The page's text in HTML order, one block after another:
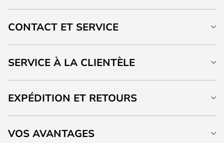
CONTACT ET SERVICE
SERVICE À LA CLIENTÈLE
EXPÉDITION ET RETOURS
VOS AVANTAGES